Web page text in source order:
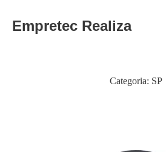
Empretec Realiza
Categoria: SP